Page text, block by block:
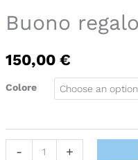
Buono
150,00 €
Colore
-
da
euro
quantity
+